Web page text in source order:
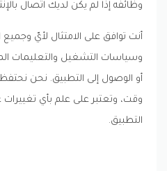
وظائفه إذا لم يكن لديك اتصال
أنت توافق على الامتثال لأيّ
وسياسات التشغيل والتعليمات
أو الوصول إلى التطبيق. نحن
وقت، وتعتبر على علم بأي
التطبيق.